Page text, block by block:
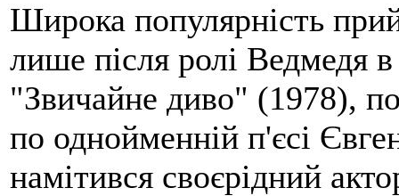
Широка популярність
лише після ролі Ведмедя в
"Звичайне диво" (1978),
по однойменній п'єсі
намітився своєрідний